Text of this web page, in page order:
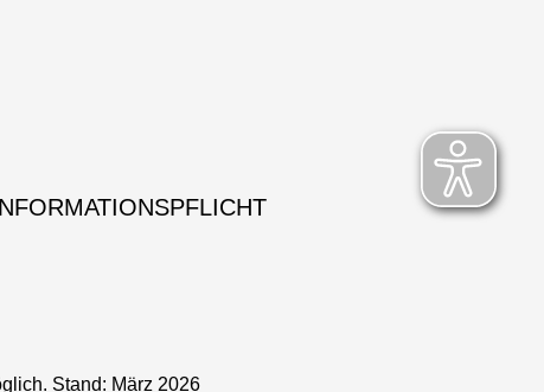
Stand: März 2026